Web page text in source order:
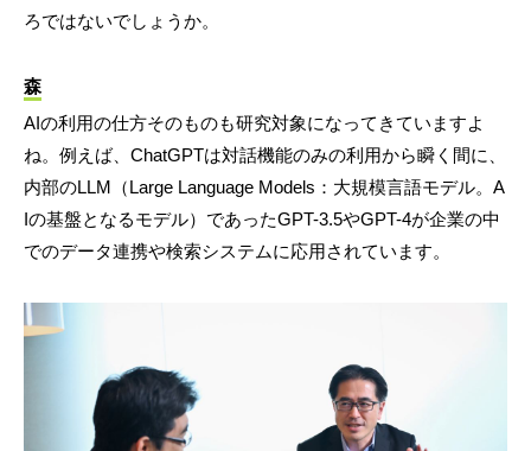
ろではないでしょうか。
森
AIの利用の仕方そのものも研究対象になってきていますよ
ね。例えば、ChatGPTは対話機能のみの利用から瞬く間に、
内部のLLM（Large Language Models：大規模言語モデル。A
Iの基盤となるモデル）であったGPT-3.5やGPT-4が企業の中
でのデータ連携や検索システムに応用されています。